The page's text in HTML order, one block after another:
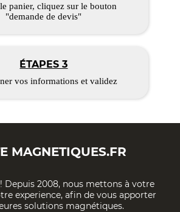
panier, cliquez sur le bouton
"demande de devis"
ÉTAPES 3
vos informations et validez
MAGNETIQUES.FR
Depuis 2008, nous mettons à votre
experience, afin de vous apporter
solutions magnétiques.